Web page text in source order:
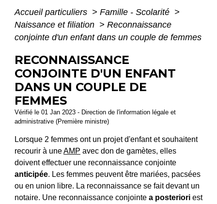
Accueil particuliers > Famille - Scolarité >
Naissance et filiation > Reconnaissance
conjointe d'un enfant dans un couple de femmes
RECONNAISSANCE
CONJOINTE D'UN ENFANT
DANS UN COUPLE DE
FEMMES
Vérifié le 01 Jan 2023 - Direction de l'information légale et
administrative (Première ministre)
Lorsque 2 femmes ont un projet d'enfant et souhaitent
recourir à uneAMP avec don de gamètes, elles
doivent effectuer une reconnaissance conjointe
anticipée. Les femmes peuvent être mariées, pacsées
ou en union libre. La reconnaissance se fait devant un
notaire. Une reconnaissance conjointe a posteriori est